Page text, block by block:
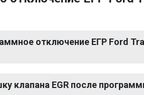
отключение ЕГР Ford
клапана EGR после